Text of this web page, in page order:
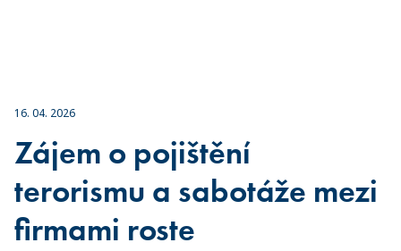
16. 04. 2026
Zájem o pojištění
terorismu a sabotáže mezi
firmami roste